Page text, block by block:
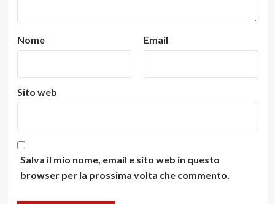
Nome Email
Sito web
Salva il mio nome, email e sito web in questo
browser per la prossima volta che commento.